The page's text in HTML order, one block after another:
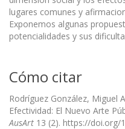
lugares comunes y
Exponemos algunas
potencialidades y sus
Cómo citar
Rodríguez González, Miguel
Efectividad: El Nuevo Arte
AusArt 13 (2). https://doi.org/